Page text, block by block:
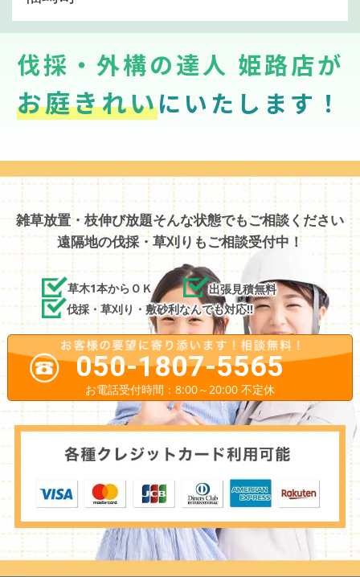
伐採・外構の達人 姫路店が
お庭きれいにいたします！
雑草放置・枝伸び放題そんな状態でもご相談ください
遠隔地の伐採・草刈りもご相談受付中！
草木1本からＯＫ
出張見積無料
伐採・草刈り・敷砂利なんでも対応!!
050-1807-5565
お電話受付時間：8:00～20:00 不定休